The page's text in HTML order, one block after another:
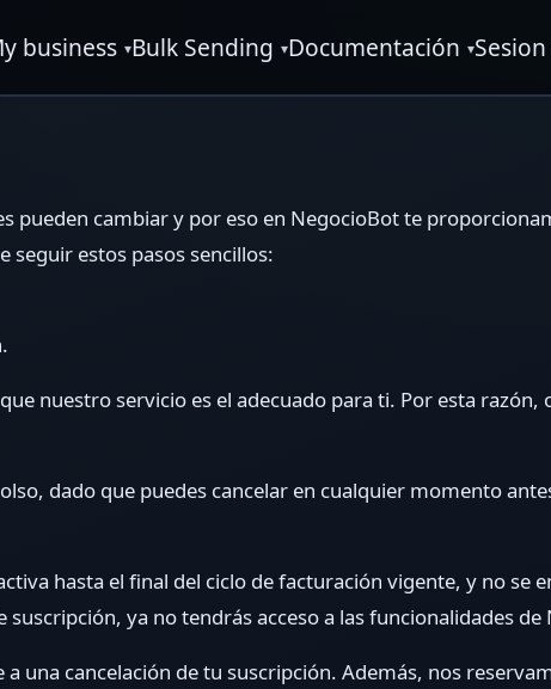
business Bulk Sending Documentación Sesion
pueden cambiar y por eso en NegocioBot te
seguir estos pasos sencillos:
nuestro servicio es el adecuado para ti. Por esta
dado que puedes cancelar en cualquier momento
hasta el final del ciclo de facturación vigente, y no se
ya no tendrás acceso a las funcionalidades de
una cancelación de tu suscripción. Además, nos